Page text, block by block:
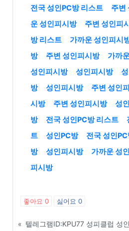
전국 성인PC방 리스트
주변
운 성인피시방
주변 성인피
방 리스트
가까운 성인피시
방
주변 성인피시방 가까
성인피시방
성인피시방
방
성인피시방 주변 성인
시방
주변 성인피시방 성
방
전국 성인PC방 리스트
트
성인PC방 전국 성인
방
성인피시방 가까운 성
피시방
좋아요 0 싫어요 0
«